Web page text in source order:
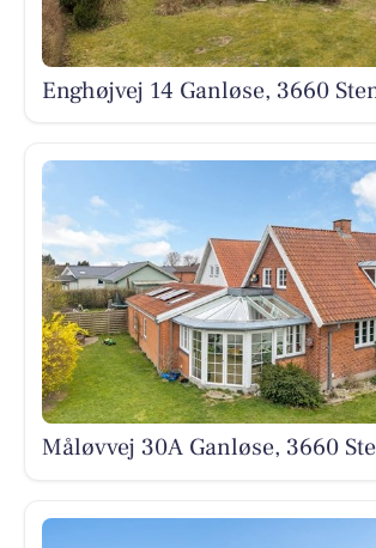
Enghøjvej 14 Ganløse, 3660
Måløvvej 30A Ganløse, 3660